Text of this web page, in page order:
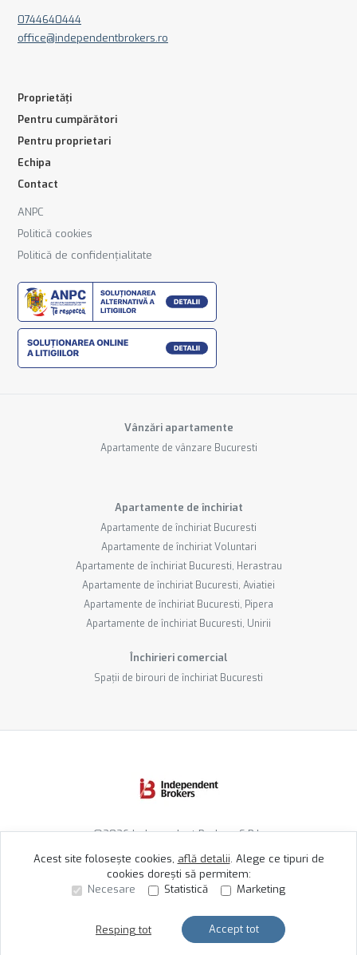
Sună acum Solicită vizionare
0744640444
office@independentbrokers.ro
Proprietăți
Pentru cumpărători
Pentru proprietari
Echipa
Contact
ANPC
Politică cookies
Politică de confidențialitate
Vânzări apartamente
Apartamente de vânzare Bucuresti
Apartamente de închiriat
Apartamente de închiriat Bucuresti
Apartamente de închiriat Voluntari
Apartamente de închiriat Bucuresti, Herastrau
Apartamente de închiriat Bucuresti, Aviatiei
Apartamente de închiriat Bucuresti, Pipera
Apartamente de închiriat Bucuresti, Unirii
Închirieri comercial
Spații de birouri de închiriat Bucuresti
©2026Independent Brokers S.R.L.
Site creat în
Acest site folosește cookies, află detalii. Alege ce tipuri de
cookies dorești să permitem:
Necesare
Statistică Marketing
Resping tot Accept tot